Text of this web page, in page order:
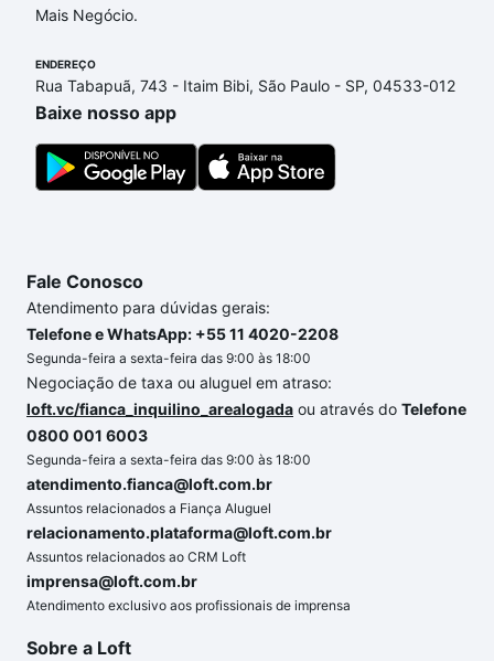
Mais Negócio.
ENDEREÇO
Rua Tabapuã, 743 - Itaim Bibi, São Paulo - SP, 04533-012
Baixe nosso app
Fale Conosco
Atendimento para dúvidas gerais:
Telefone e WhatsApp: +55 11 4020-2208
Segunda-feira a sexta-feira das 9:00 às 18:00
Negociação de taxa ou aluguel em atraso:
loft.vc/fianca_inquilino_arealogada ou através do Telefone
0800 001 6003
Segunda-feira a sexta-feira das 9:00 às 18:00
atendimento.fianca@loft.com.br
Assuntos relacionados a Fiança Aluguel
relacionamento.plataforma@loft.com.br
Assuntos relacionados ao CRM Loft
imprensa@loft.com.br
Atendimento exclusivo aos profissionais de imprensa
Sobre a Loft